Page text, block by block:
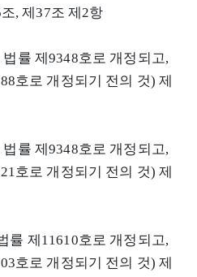
, 제37조 제2항
률 제9348호로 개정되고,
호로 개정되기 전의 것) 제
률 제9348호로 개정되고,
호로 개정되기 전의 것) 제
률 제11610호로 개정되고,
호로 개정되기 전의 것) 제